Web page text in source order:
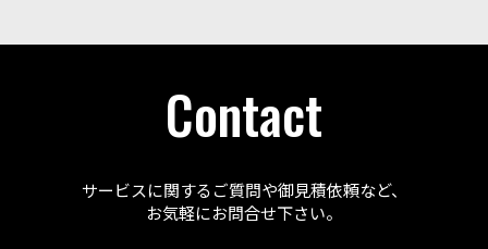
Contact
サービスに関するご質問や御見積依頼など、
お気軽にお問合せ下さい。